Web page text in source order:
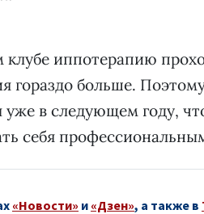
клубе иппотерапию
гораздо больше.
в следующем году,
себя
«Новости» и «Дзен», а также в